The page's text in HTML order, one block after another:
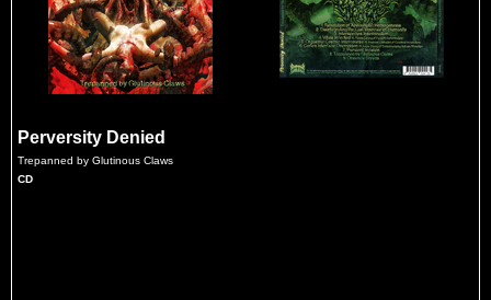
Perversity Denied
Trepanned by Glutinous Claws
CD